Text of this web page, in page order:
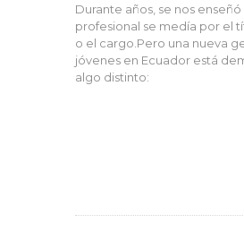
Durante años, se nos
profesional se medía por el
o el cargo.Pero una nueva
jóvenes en Ecuador está
algo distinto: